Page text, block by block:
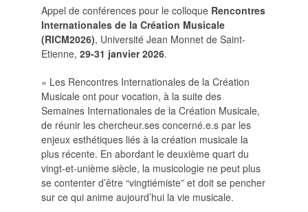
PROTOCOLE DE
SOUMISSION
PROCHAINS NUMÉROS
INDEXATION
INFORMATIONS
MENTIONS LÉGALES,
CRÉDITS & CGU
NOUS CONTACTER
Appel de conférences pour le colloque Rencontres
Internationales de la Création Musicale
(RICM2026), Université Jean Monnet de Saint-
Etienne, 29-31 janvier 2026.
« Les Rencontres Internationales de la Création
Musicale ont pour vocation, à la suite des
Semaines Internationales de la Création Musicale,
de réunir les chercheur.ses concerné.e.s par les
enjeux esthétiques liés à la création musicale la
plus récente. En abordant le deuxième quart du
vingt-et-unième siècle, la musicologie ne peut plus
se contenter d’être “vingtiémiste” et doit se pencher
sur ce qui anime aujourd’hui la vie musicale.